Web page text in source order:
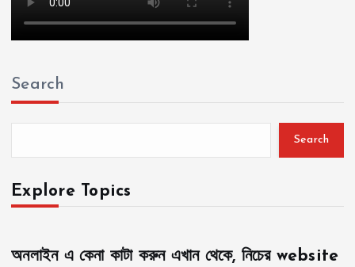
Search
Search
Explore Topics
অনলাইন এ কেনা কাটা করুন এখান থেকে, নিচের website